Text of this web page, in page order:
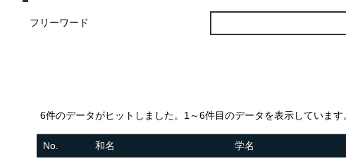
フリーワード
6件のデータがヒットしました。1～6件目のデータを表示しています
No. 和名 学名